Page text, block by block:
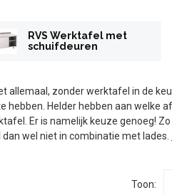
RVS Werktafel met
schuifdeuren
allemaal, zonder werktafel in de
hebben. Helder hebben aan welke
Er is namelijk keuze genoeg!
wel niet in combinatie met lades.
Toon: